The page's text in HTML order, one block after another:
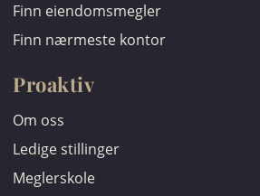
Finn eiendomsmegler
Finn nærmeste kontor
Proaktiv
Om oss
Ledige stillinger
Meglerskole